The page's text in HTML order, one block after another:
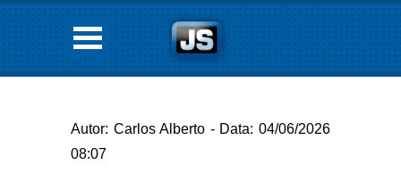
Autor: Carlos Alberto - Data: 04/06/2026
08:07